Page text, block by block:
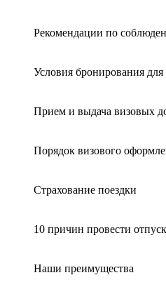
Рекомендации по
Условия бронирования для
Прием и выдача визовых
Порядок визового
Страхование поездки
10 причин провести
Наши преимущества